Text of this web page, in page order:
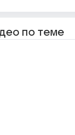
по теме